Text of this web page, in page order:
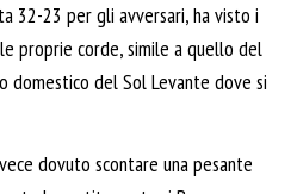
32-23 per gli avversari, ha visto i
proprie corde, simile a quello del
domestico del Sol Levante dove si
dovuto scontare una pesante